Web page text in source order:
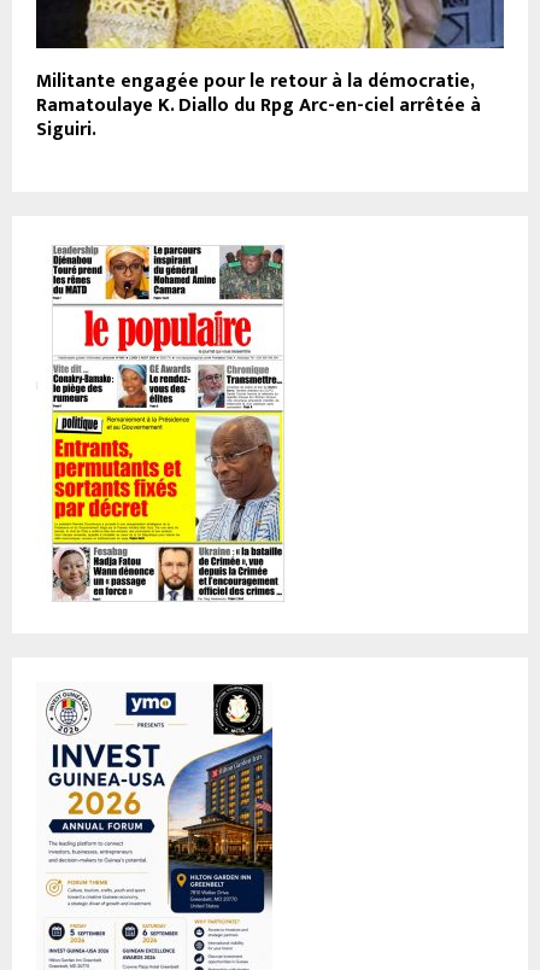
Militante engagée pour le retour à la démocratie,
Ramatoulaye K. Diallo du Rpg Arc-en-ciel arrêtée à
Siguiri.